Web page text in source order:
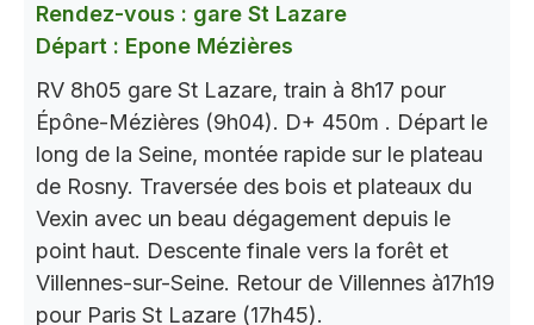
Rendez-vous : gare St Lazare
Départ : Epone Mézières
RV 8h05 gare St Lazare, train à 8h17 pour
Épône-Mézières (9h04). D+ 450m . Départ le
long de la Seine, montée rapide sur le plateau
de Rosny. Traversée des bois et plateaux du
Vexin avec un beau dégagement depuis le
point haut. Descente finale vers la forêt et
Villennes-sur-Seine. Retour de Villennes à17h19
pour Paris St Lazare (17h45).